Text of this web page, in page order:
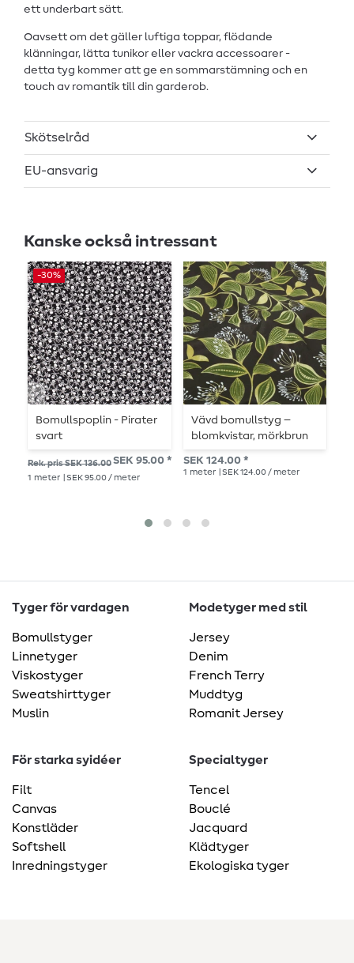
ett underbart sätt.
Oavsett om det gäller luftiga toppar, flödande
klänningar, lätta tunikor eller vackra accessoarer -
detta tyg kommer att ge en sommarstämning och en
touch av romantik till din garderob.
Skötselråd
EU-ansvarig
Kanske också intressant
-30%
Bomullspoplin - Pirater
svart
Rek. pris SEK 136.00SEK 95.00 *
1 meter | SEK 95.00 / meter
Vävd bomullstyg –
blomkvistar, mörkbrun
SEK 124.00 *
1 meter | SEK 124.00 / meter
Tyger för vardagen
Bomullstyger
Linnetyger
Viskostyger
Sweatshirttyger
Muslin
Modetyger med stil
Jersey
Denim
French Terry
Muddtyg
Romanit Jersey
För starka syidéer
Filt
Canvas
Konstläder
Softshell
Inredningstyger
Specialtyger
Tencel
Bouclé
Jacquard
Klädtyger
Ekologiska tyger